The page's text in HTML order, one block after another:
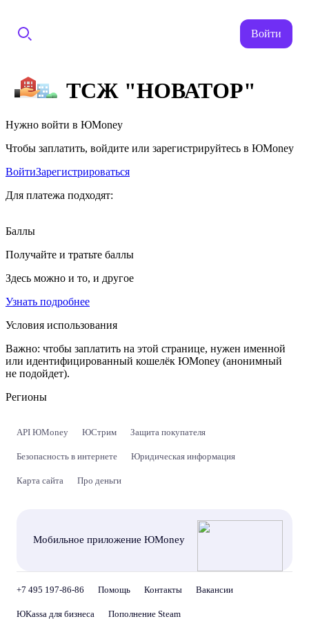
Войти
ТСЖ "НОВАТОР"
Нужно войти в ЮMoney
Чтобы заплатить, войдите или зарегистрируйтесь в ЮMoney
ВойтиЗарегистрироваться
Для платежа подходят:
Баллы
Получайте и тратьте баллы
Здесь можно и то, и другое
Узнать подробнее
Условия использования
Важно: чтобы заплатить на этой странице, нужен именной
или идентифицированный кошелёк ЮMoney (анонимный
не подойдет).
Регионы
API ЮMoney ЮСтрим Защита покупателя
Безопасность в интернете Юридическая информация
Карта сайта Про деньги
Мобильное приложение ЮMoney
+7 495 197-86-86 Помощь Контакты Вакансии
ЮKassa для бизнеса Пополнение Steam